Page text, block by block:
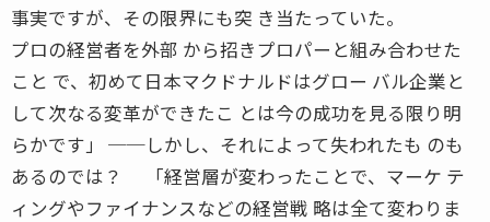
事実ですが、その限界にも突 き当たっていた。
プロの経営者を外部 から招きプロパーと組み合わせた
こと で、初めて日本マクドナルドはグロー バル企業と
して次なる変革ができたこ とは今の成功を見る限り明
らかです」 ──しかし、それによって失われたも のも
あるのでは？ 「経営層が変わったことで、マーケ テ
ィングやファイナンスなどの経営戦 略は全て変わりま